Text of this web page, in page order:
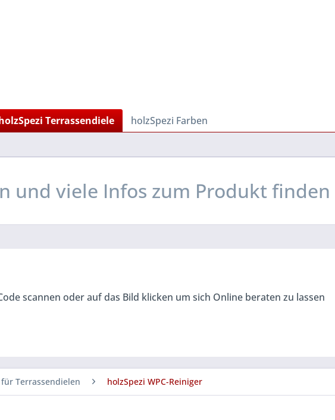
Terrassendiele holzSpezi Farben
scannen oder auf das Bild klicken um sich Online beraten zu lassen
Terrassendielen holzSpezi WPC-Reiniger